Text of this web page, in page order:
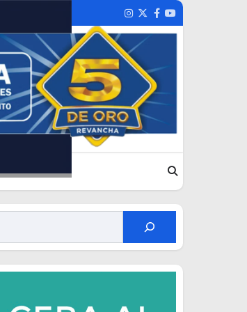
Instagram
TwitterFacebook
Youtube